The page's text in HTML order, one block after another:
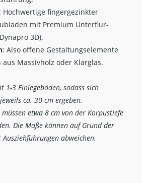
: Hochwertige fingergezinkter
mit Premium Unterflur-
3D).
: Also offene Gestaltungselemente
aus Massivholz oder Klarglas.
1-3 Einlegeböden, sodass sich
ca. 30 cm ergeben.
etwa 8 cm von der Korpustiefe
Die Maße können auf Grund der
abweichen.